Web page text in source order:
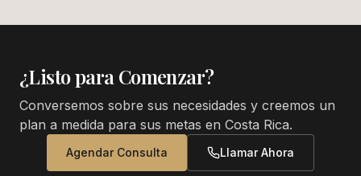
¿Listo para Comenzar?
Conversemos sobre sus necesidades y creemos un
plan a medida para sus metas en Costa Rica.
Agendar Consulta Llamar Ahora